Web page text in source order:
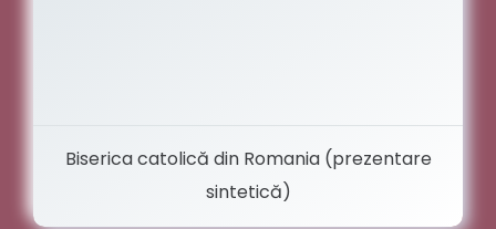
Biserica catolică din Romania (prezentare
sintetică)